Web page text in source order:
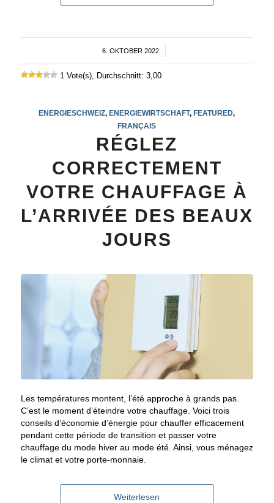
6. OKTOBER 2022
/
1 Vote(s), Durchschnitt: 3,00
ENERGIESCHWEIZ, ENERGIEWIRTSCHAFT, FEATURED,
FRANÇAIS
RÉGLEZ
CORRECTEMENT
VOTRE CHAUFFAGE À
L’ARRIVÉE DES BEAUX
JOURS
Les températures montent, l’été approche à grands pas.
C’est le moment d’éteindre votre chauffage. Voici trois
conseils d’économie d’énergie pour chauffer efficacement
pendant cette période de transition et passer votre
chauffage du mode hiver au mode été. Ainsi, vous ménagez
le climat et votre porte-monnaie.
Weiterlesen